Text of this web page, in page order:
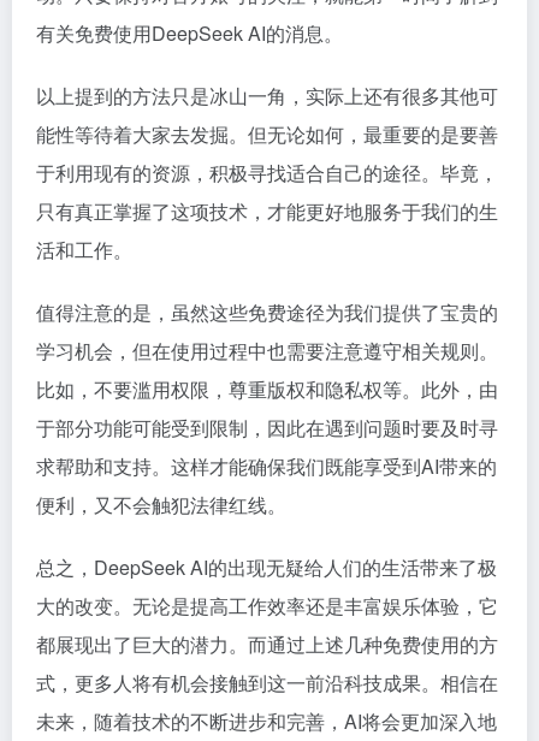
有关免费使用DeepSeek AI的消息。
以上提到的方法只是冰山一角，实际上还有很多其他可
能性等待着大家去发掘。但无论如何，最重要的是要善
于利用现有的资源，积极寻找适合自己的途径。毕竟，
只有真正掌握了这项技术，才能更好地服务于我们的生
活和工作。
值得注意的是，虽然这些免费途径为我们提供了宝贵的
学习机会，但在使用过程中也需要注意遵守相关规则。
比如，不要滥用权限，尊重版权和隐私权等。此外，由
于部分功能可能受到限制，因此在遇到问题时要及时寻
求帮助和支持。这样才能确保我们既能享受到AI带来的
便利，又不会触犯法律红线。
总之，DeepSeek AI的出现无疑给人们的生活带来了极
大的改变。无论是提高工作效率还是丰富娱乐体验，它
都展现出了巨大的潜力。而通过上述几种免费使用的方
式，更多人将有机会接触到这一前沿科技成果。相信在
未来，随着技术的不断进步和完善，AI将会更加深入地